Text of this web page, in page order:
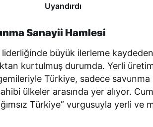
Uyandırdı
Sanayii Hamlesi
liderliğinde büyük ilerleme
kurtulmuş durumda. Yerli
Türkiye, sadece
ülkeler arasında yer alıyor.
Türkiye” vurgusuyla yerli